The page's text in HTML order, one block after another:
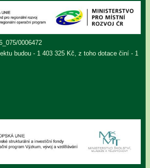
0006472
budou - 1 403 325 Kč, z toho dotace činí - 1